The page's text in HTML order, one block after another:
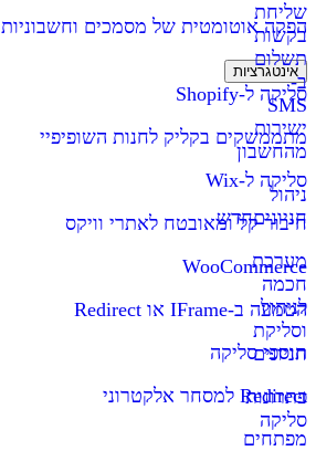
שליחת
בקשות
תשלום
ב-
SMS
ישירות
מהחשבון
ניהול
חניוניםחדש
מערכת
חכמה
לניהול
וסליקת
חניונים
פתרונות
סליקה
הפקה אוטומטית של מסמכים וחשבוניות
אינטגרציות
סליקה ל-Shopify
מתממשקים בקליק לחנות השופיפיי
סליקה ל-Wix
חיבור קל ומאובטח לאתרי וויקס
WooCommerce
הטמעה ב-IFrame או Redirect
תוספי סליקה
Redirect למסחר אלקטרוני
מפתחים